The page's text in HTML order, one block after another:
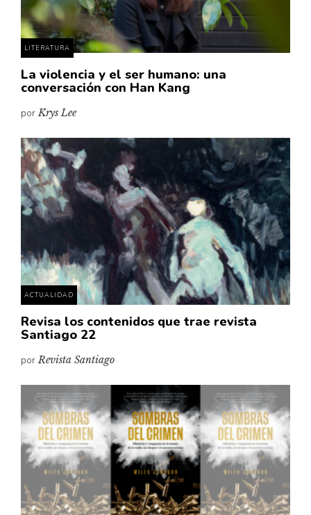
LITERATURA
La violencia y el ser humano: una
conversación con Han Kang
porKrys Lee
ACTUALIDAD
Revisa los contenidos que trae revista
Santiago 22
porRevista Santiago